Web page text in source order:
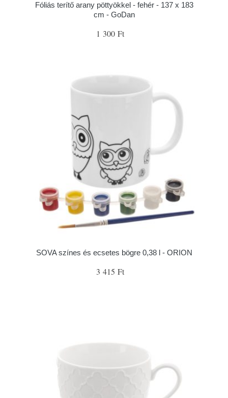
Fóliás terítő arany pöttyökkel - fehér - 137 x 183
cm - GoDan
1 300 Ft
SOVA színes és ecsetes bögre 0,38 l - ORION
3 415 Ft